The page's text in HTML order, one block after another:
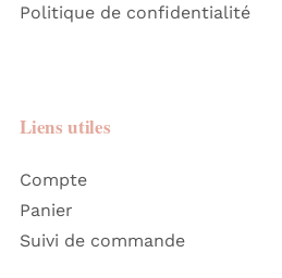
Politique de confidentialité
Liens utiles
Compte
Panier
Suivi de commande